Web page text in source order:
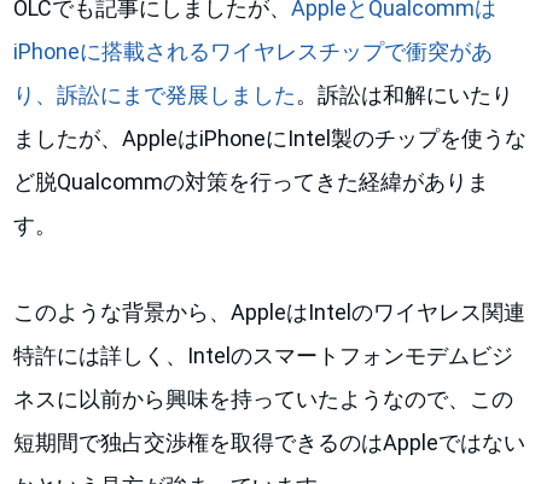
OLCでも記事にしましたが、AppleとQualcommは
iPhoneに搭載されるワイヤレスチップで衝突があ
り、訴訟にまで発展しました。訴訟は和解にいたり
ましたが、AppleはiPhoneにIntel製のチップを使うな
ど脱Qualcommの対策を行ってきた経緯がありま
す。
このような背景から、AppleはIntelのワイヤレス関連
特許には詳しく、Intelのスマートフォンモデムビジ
ネスに以前から興味を持っていたようなので、この
短期間で独占交渉権を取得できるのはAppleではない